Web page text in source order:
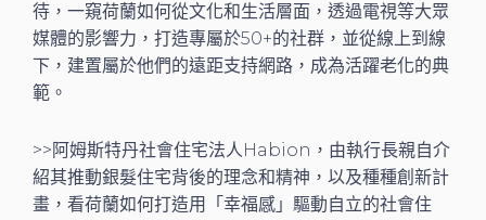
待，一窺荷蘭如何從文化和生活層面，透過電視等大眾
媒體的影響力，打造專屬於50+的社群，並從線上到線
下，建置屬於他們的遠距支持網路，成為活躍老化的典
範。
>>阿姆斯特丹社會住宅法人Habion，由執行長親自介
紹其推動銀髮住宅背後的理念和精神，以及種種創新計
畫，看荷蘭如何打造用「幸福感」驅動自立的社會住